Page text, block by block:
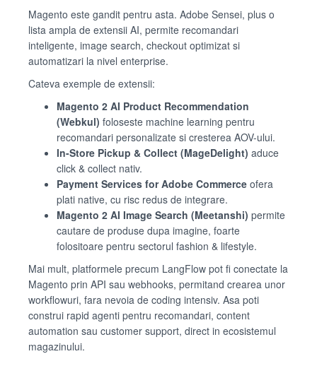
Magento este gandit pentru asta. Adobe Sensei, plus o
lista ampla de extensii AI, permite recomandari
inteligente, image search, checkout optimizat si
automatizari la nivel enterprise.
Cateva exemple de extensii:
Magento 2 AI Product Recommendation
(Webkul) foloseste machine learning pentru
recomandari personalizate si cresterea AOV-ului.
In-Store Pickup & Collect (MageDelight) aduce
click & collect nativ.
Payment Services for Adobe Commerce ofera
plati native, cu risc redus de integrare.
Magento 2 AI Image Search (Meetanshi) permite
cautare de produse dupa imagine, foarte
folositoare pentru sectorul fashion & lifestyle.
Mai mult, platformele precum LangFlow pot fi conectate la
Magento prin API sau webhooks, permitand crearea unor
workflowuri, fara nevoia de coding intensiv. Asa poti
construi rapid agenti pentru recomandari, content
automation sau customer support, direct in ecosistemul
magazinului.